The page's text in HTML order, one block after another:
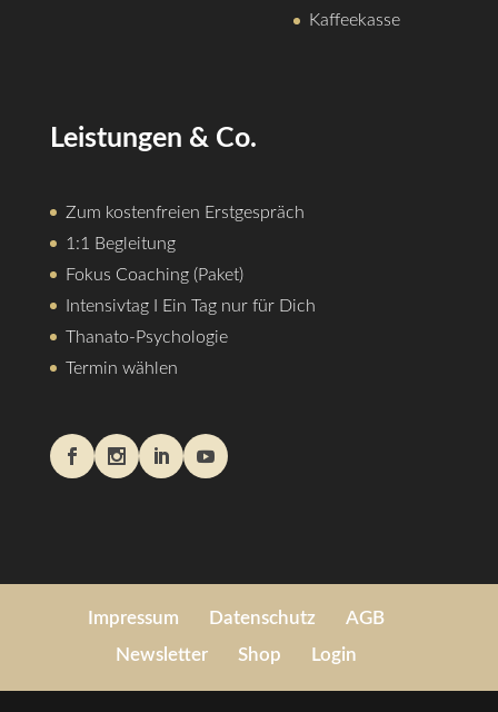
Kaffeekasse
Leistungen & Co.
Zum kostenfreien Erstgespräch
1:1 Begleitung
Fokus Coaching (Paket)
Intensivtag I Ein Tag nur für Dich
Thanato-Psychologie
Termin wählen
Impressum Datenschutz
AGB
Newsletter
Shop Login